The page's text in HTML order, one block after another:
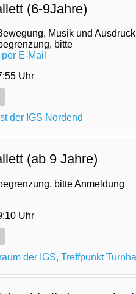
(6-9Jahre)
Musik und Ausdruck
bitte
per E-Mail
Uhr
der IGS Nordend
(ab 9 Jahre)
bitte Anmeldung
Uhr
der IGS, Treffpunkt